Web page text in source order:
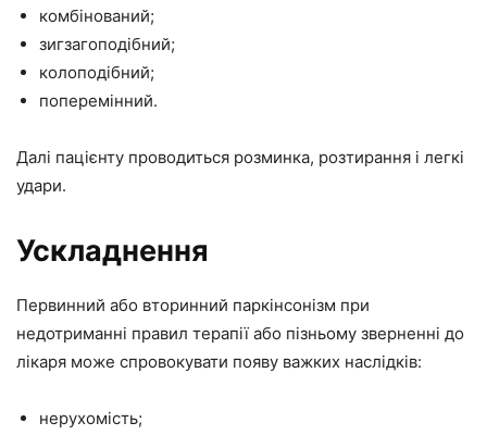
комбінований;
зигзагоподібний;
колоподібний;
поперемінний.
Далі пацієнту проводиться розминка, розтирання і легкі
удари.
Ускладнення
Первинний або вторинний паркінсонізм при
недотриманні правил терапії або пізньому зверненні до
лікаря може спровокувати появу важких наслідків:
нерухомість;